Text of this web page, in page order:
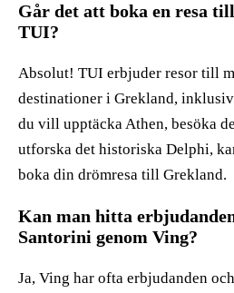
Går det att boka en resa
TUI?
Absolut! TUI erbjuder resor till
destinationer i Grekland,
du vill upptäcka Athen, besöka
utforska det historiska Delphi,
boka din drömresa till Grekland.
Kan man hitta
Santorini genom Ving?
Ja, Ving har ofta erbjudanden